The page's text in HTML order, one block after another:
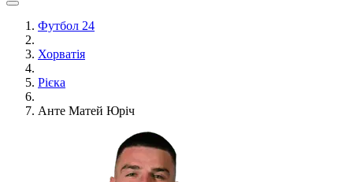
Футбол 24
Хорватія
Рієка
Анте Матей Юріч